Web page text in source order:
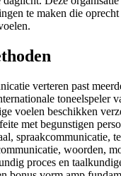
te maken die oprecht
verteren past
toneelspeler
voelen beschikken
met begunstigen
spraakcommunicatie,
woorden,
proces en